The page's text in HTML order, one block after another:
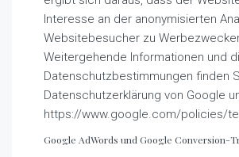
Interesse an der anonymisierten
Websitebesucher zu
Weitergehende Informationen und
Datenschutzbestimmungen finden
Datenschutzerklärung von Google
https://www.google.com/policies/
Google AdWords und Google Conversion-